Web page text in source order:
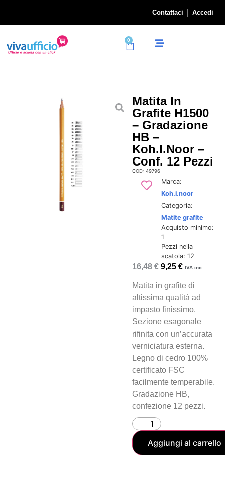
Contattaci Accedi
0
Matita In
Grafite H1500
– Gradazione
HB –
Koh.I.Noor –
Conf. 12 Pezzi
COD: 49796
Marca:
Koh.i.noor
Categoria:
Matite grafite
Acquisto minimo:
1
Pezzi nella
scatola: 12
16,48€ 9,25€ IVA inc.
Matita in grafite di
altissima qualità ad
impasto finissimo.
Sezione esagonale
rifinita con un’accurata
verniciatura esterna.
Legno di cedro 100%
certificato FSC
facilmente temperabile.
Gradazione HB,
confezione 12 pezzi.
Aggiungi al carrello